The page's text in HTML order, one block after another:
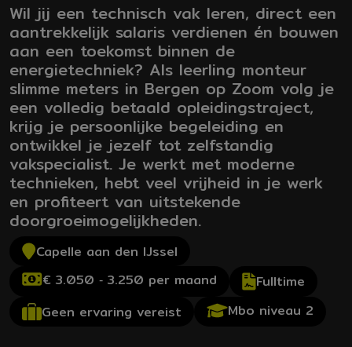
Wil jij een technisch vak leren, direct een
aantrekkelijk salaris verdienen én bouwen
aan een toekomst binnen de
energietechniek? Als leerling monteur
slimme meters in Bergen op Zoom volg je
een volledig betaald opleidingstraject,
krijg je persoonlijke begeleiding en
ontwikkel je jezelf tot zelfstandig
vakspecialist. Je werkt met moderne
technieken, hebt veel vrijheid in je werk
en profiteert van uitstekende
doorgroeimogelijkheden.
Capelle aan den IJssel
€ 3.050 ‐ 3.250 per maand
Fulltime
Geen ervaring vereist
Mbo niveau 2